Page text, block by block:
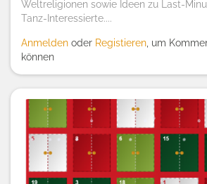
Weltreligionen sowie Ideen zu Last-
Tanz-Interessierte....
Anmelden oder Registieren, um
können